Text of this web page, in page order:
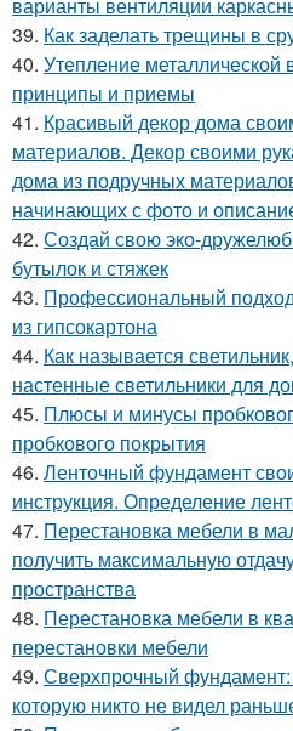
варианты вентиляции
39. Как заделать трещины в
40. Утепление
принципы и приемы
41. Красивый декор дома
материалов. Декор своими
дома из подручных
начинающих с фото и
42. Создай свою эко-
бутылок и стяжек
43. Профессиональный
из гипсокартона
44. Как называется
настенные светильники для
45. Плюсы и минусы
пробкового покрытия
46. Ленточный фундамент
инструкция. Определение
47. Перестановка мебели в
получить максимальную
пространства
48. Перестановка мебели в
перестановки мебели
49. Сверхпрочный фундамент:
которую никто не видел